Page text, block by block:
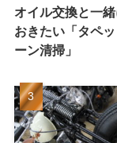
オイル交換と一
おきたい「タペ
ーン清掃」